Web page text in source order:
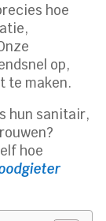
hoe
op,
te maken.
hun sanitair,
hoe